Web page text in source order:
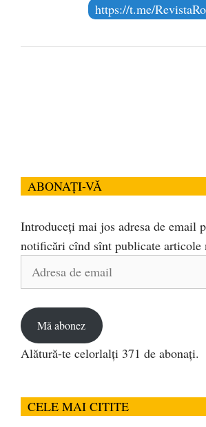
https://t.me/
ABONAȚI-VĂ
Introduceți mai jos adresa de email
notificări cînd sînt publicate articole
Adresa
Mă abonez
Alătură-te celorlalți 371 de abonați.
CELE MAI CITITE